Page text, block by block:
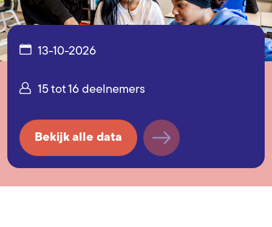
13-10-2026
15 tot 16 deelnemers
Bekijk alle data